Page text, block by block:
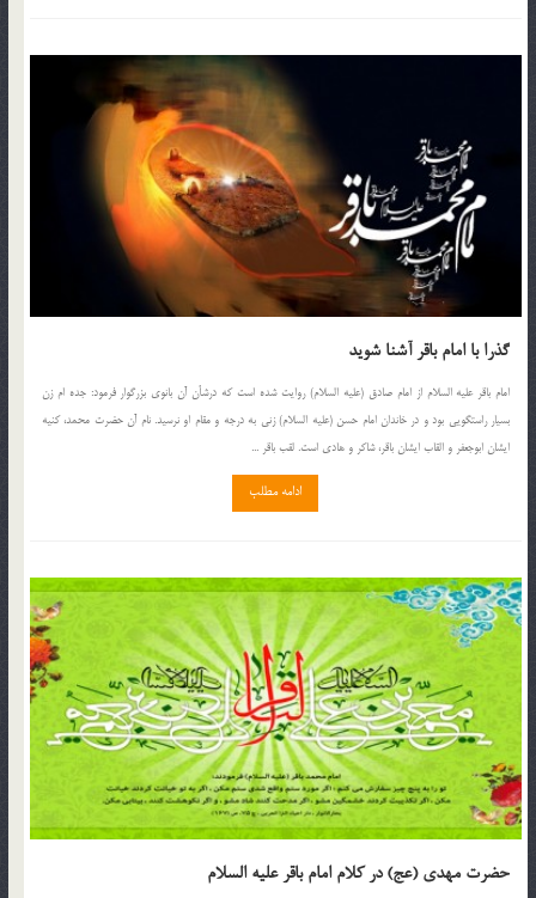
گذرا با امام باقر آشنا شوید
امام باقر علیه السلام از امام صادق (علیه السلام) روایت شده است که درشأن آن بانوى بزرگوار فرمود: جده ام زن
بسیار راستگویى بود و در خاندان امام حسن (علیه السلام) زنى به درجه و مقام او نرسید. نام آن حضرت محمد، کنیه
ایشان ابوجعفر و القاب ایشان باقر، شاکر و هادى است. لقب باقر ...
ادامه مطلب
حضرت مهدی (عج) در کلام امام باقر علیه السلام